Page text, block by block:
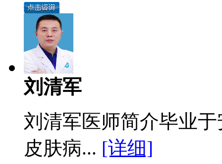
刘清军
刘清军医师简介毕业
皮肤病... [详细]